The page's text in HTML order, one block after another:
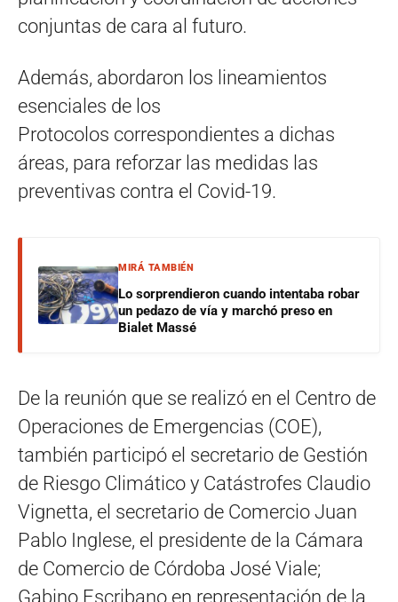
conjuntas de cara al futuro.
Además, abordaron los lineamientos
esenciales de los
Protocolos correspondientes a dichas
áreas, para reforzar las medidas las
preventivas contra el Covid-19.
MIRÁ TAMBIÉN
Lo sorprendieron cuando intentaba robar
un pedazo de vía y marchó preso en
Bialet Massé
De la reunión que se realizó en el Centro de
Operaciones de Emergencias (COE),
también participó el secretario de Gestión
de Riesgo Climático y Catástrofes Claudio
Vignetta, el secretario de Comercio Juan
Pablo Inglese, el presidente de la Cámara
de Comercio de Córdoba José Viale;
Gabino Escribano en representación de la